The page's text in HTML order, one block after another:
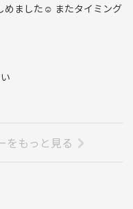
めました☺️ またタイミング
をもっと見る